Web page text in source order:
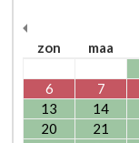
zon
maa
6
7
13
14
20
21